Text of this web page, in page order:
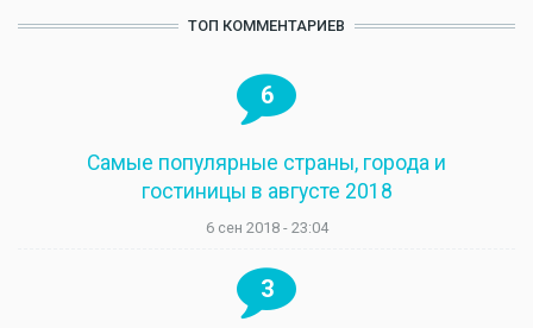
ТОП КОММЕНТАРИЕВ
6
Самые популярные страны, города и
гостиницы в августе 2018
6 сен 2018 - 23:04
3